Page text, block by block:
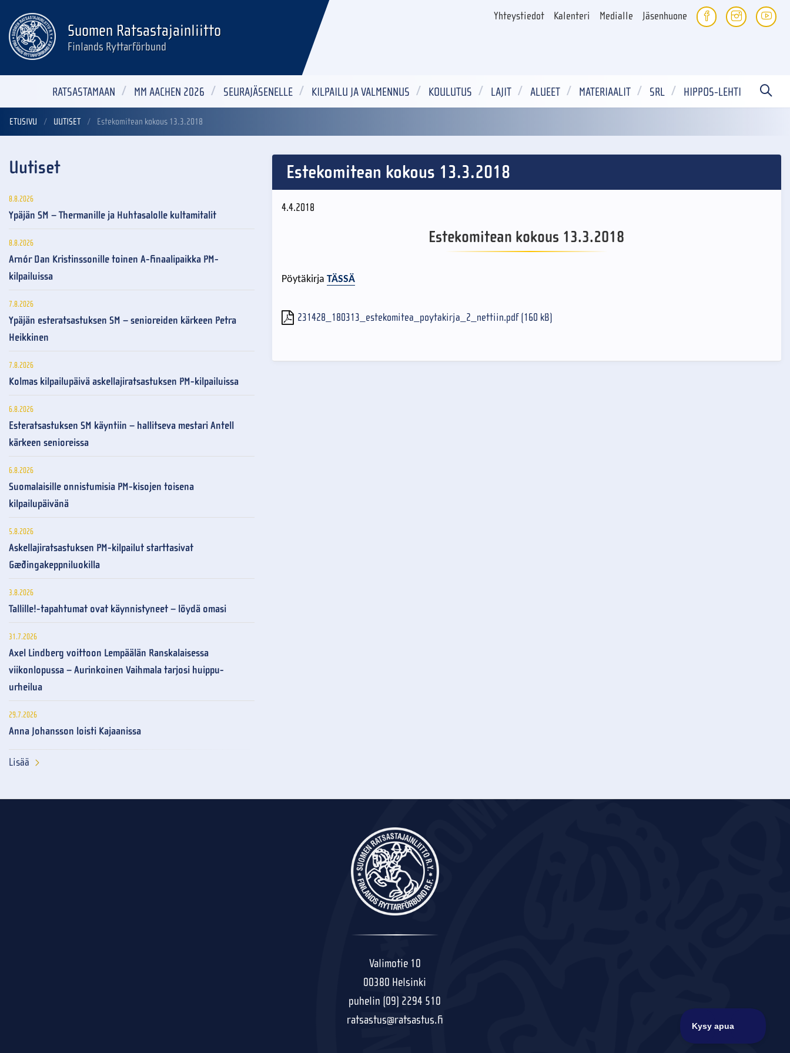
Yhteystiedot Kalenteri Medialle Jäsenhuone
Suomen Ratsastajainliitto
Finlands Ryttarförbund
RATSASTAMAAN MM AACHEN 2026 SEURAJÄSENELLE KILPAILU JA VALMENNUS KOULUTUS LAJIT ALUEET MATERIAALIT SRL HIPPOS-LEHTI
ETUSIVU UUTISET Estekomitean kokous 13.3.2018
Estekomitean kokous 13.3.2018
4.4.2018
Estekomitean kokous 13.3.2018
Pöytäkirja TÄSSÄ
231428_180313_estekomitea_poytakirja_2_nettiin.pdf (160 kB)
Uutiset
8.8.2026
Ypäjän SM – Thermanille ja Huhtasalolle kultamitalit
8.8.2026
Arnór Dan Kristinssonille toinen A-finaalipaikka PM-
kilpailuissa
7.8.2026
Ypäjän esteratsastuksen SM – senioreiden kärkeen Petra
Heikkinen
7.8.2026
Kolmas kilpailupäivä askellajiratsastuksen PM-kilpailuissa
6.8.2026
Esteratsastuksen SM käyntiin – hallitseva mestari Antell
kärkeen senioreissa
6.8.2026
Suomalaisille onnistumisia PM-kisojen toisena
kilpailupäivänä
5.8.2026
Askellajiratsastuksen PM-kilpailut starttasivat
Gæðingakeppniluokilla
3.8.2026
Tallille!-tapahtumat ovat käynnistyneet – löydä omasi
31.7.2026
Axel Lindberg voittoon Lempäälän Ranskalaisessa
viikonlopussa – Aurinkoinen Vaihmala tarjosi huippu-
urheilua
29.7.2026
Anna Johansson loisti Kajaanissa
Lisää
Valimotie 10
00380 Helsinki
puhelin (09) 2294 510
ratsastus@ratsastus.fi